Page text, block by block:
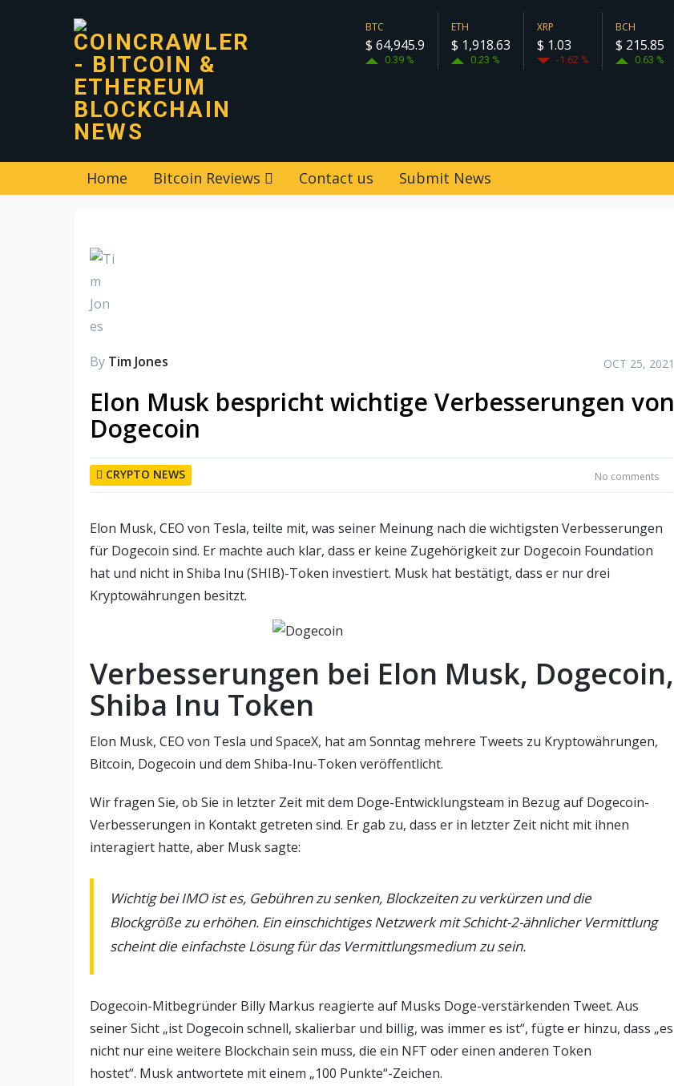
BTC
$ 64,945.9
0.39 %
ETH
$ 1,918.63
0.23 %
XRP
$ 1.03
-1.62 %
BCH
$ 215.85
0.63 %
Home Bitcoin Reviews Contact us Submit News
By Tim Jones OCT 25, 2021
Elon Musk bespricht wichtige Verbesserungen von
Dogecoin
CRYPTO NEWS No comments
Elon Musk, CEO von Tesla, teilte mit, was seiner Meinung nach die wichtigsten Verbesserungen
für Dogecoin sind. Er machte auch klar, dass er keine Zugehörigkeit zur Dogecoin Foundation
hat und nicht in Shiba Inu (SHIB)-Token investiert. Musk hat bestätigt, dass er nur drei
Kryptowährungen besitzt.
Verbesserungen bei Elon Musk, Dogecoin,
Shiba Inu Token
Elon Musk, CEO von Tesla und SpaceX, hat am Sonntag mehrere Tweets zu Kryptowährungen,
Bitcoin, Dogecoin und dem Shiba-Inu-Token veröffentlicht.
Wir fragen Sie, ob Sie in letzter Zeit mit dem Doge-Entwicklungsteam in Bezug auf Dogecoin-
Verbesserungen in Kontakt getreten sind. Er gab zu, dass er in letzter Zeit nicht mit ihnen
interagiert hatte, aber Musk sagte:
Wichtig bei IMO ist es, Gebühren zu senken, Blockzeiten zu verkürzen und die
Blockgröße zu erhöhen. Ein einschichtiges Netzwerk mit Schicht-2-ähnlicher Vermittlung
scheint die einfachste Lösung für das Vermittlungsmedium zu sein.
Dogecoin-Mitbegründer Billy Markus reagierte auf Musks Doge-verstärkenden Tweet. Aus
seiner Sicht „ist Dogecoin schnell, skalierbar und billig, was immer es ist“, fügte er hinzu, dass „es
nicht nur eine weitere Blockchain sein muss, die ein NFT oder einen anderen Token
hostet“. Musk antwortete mit einem „100 Punkte“-Zeichen.